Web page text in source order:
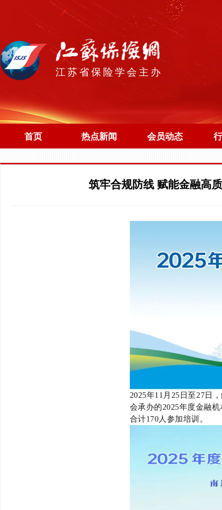
首页 热点新闻 会员动态
江苏省保险学会主办
筑牢合规防线 赋能金融高
2025年11月25日至27日
会承办的2025年度金融
合计170人参加培训。